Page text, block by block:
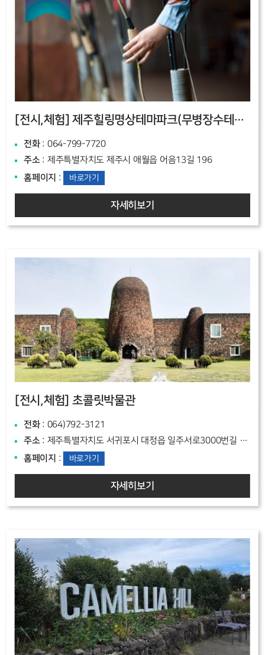
[전시,체험] 제주힐링명상테마파크(무병장수테마파크)
전화: 064-799-7720
주소: 제주특별자치도 제주시 애월읍 어음13길 196
홈페이지 : 바로가기
자세히보기
[전시,체험] 초콜릿박물관
전화: 064)792-3121
주소: 제주특별자치도 서귀포시 대정읍 일주서로3000번길 144
홈페이지 : 바로가기
자세히보기